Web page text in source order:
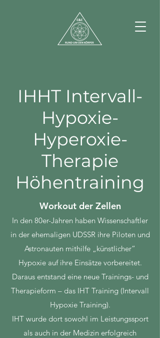
IHHT Intervall-
Hypoxie-
Hyperoxie-
Therapie
Höhentraining
Workout der Zellen
In den 80er-Jahren haben Wissenschaftler
in der ehemaligen UDSSR ihre Piloten und
Astronauten mithilfe „künstlicher“
Hypoxie auf ihre Einsätze vorbereitet.
Daraus entstand eine neue Trainings- und
Therapieform – das IHT Training (Intervall
Hypoxie Training).
IHT wurde dort sowohl im Leistungssport
als auch in der Medizin erfolgreich